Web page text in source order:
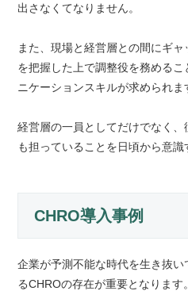
出さなくてなりません。
また、現場と経営層との間にギ
を把握した上で調整役を務める
ニケーションスキルが求められま
経営層の一員としてだけでなく
も担っていることを日頃から意識
CHRO導入事例
企業が予測不能な時代を生き抜
るCHROの存在が重要となります。